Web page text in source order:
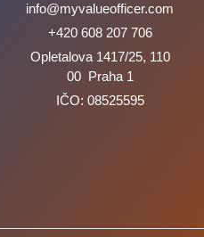
info@myvalueofficer.com
+420 608 207 706
Opletalova 1417/25, 110
00 Praha 1
IČO: 08525595